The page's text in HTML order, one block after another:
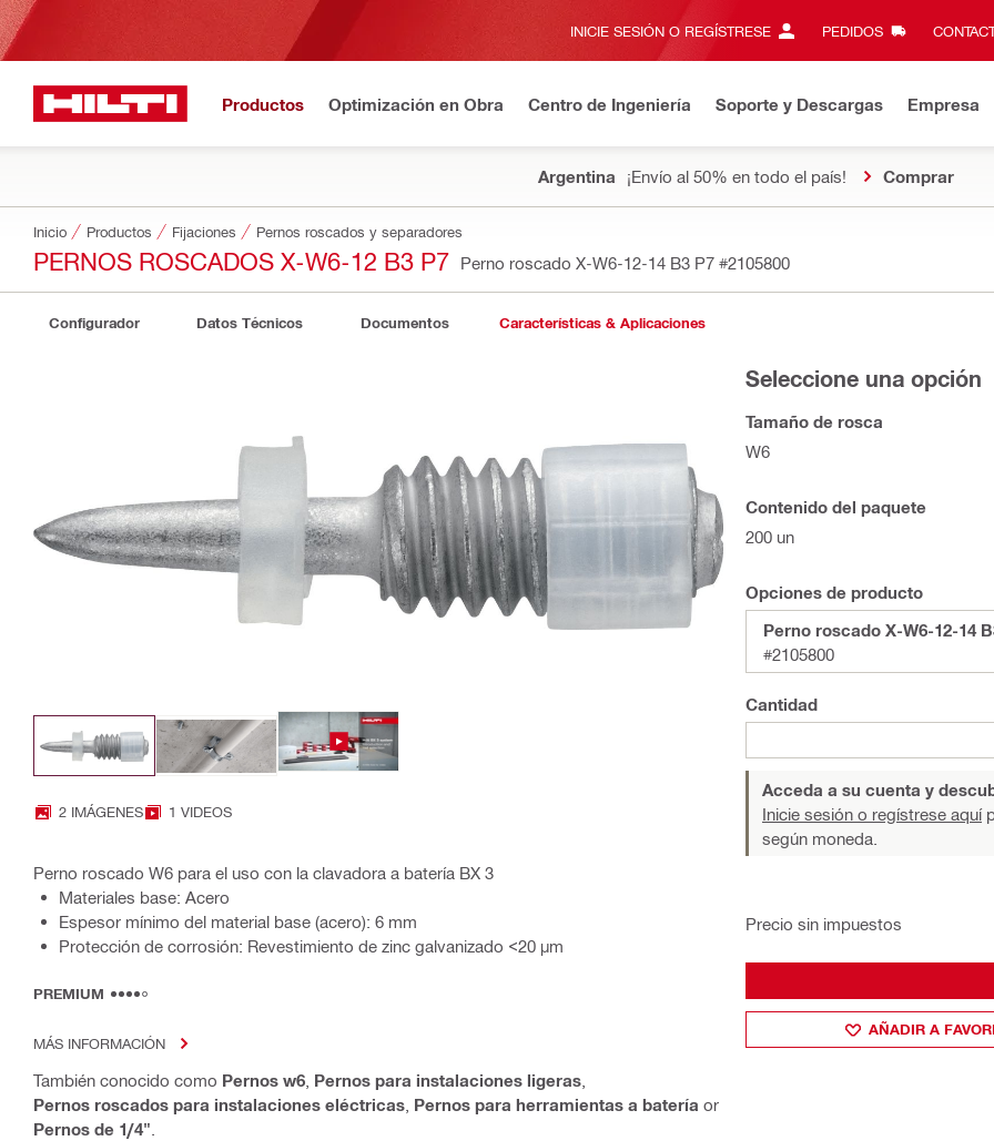
INICIE SESIÓN O REGÍSTRESE PEDIDOS
Productos Optimización en Obra Centro de Ingeniería Soporte y Descargas Empresa
Argentina ¡Envío al 50% en todo el país! Comprar
Inicio Productos Fijaciones Pernos roscados y separadores
PERNOS ROSCADOS X-W6-12 B3 P7 Perno roscado X-W6-12-14 B3 P7 #2105800
Configurador Datos Técnicos Documentos Características & Aplicaciones
2 IMÁGENES 1 VIDEOS
Perno roscado W6 para el uso con la clavadora a batería BX 3
Materiales base: Acero
Espesor mínimo del material base (acero): 6 mm
Protección de corrosión: Revestimiento de zinc galvanizado <20 µm
PREMIUM
MÁS INFORMACIÓN
También conocido como Pernos w6 Pernos para instalaciones ligeras
Pernos roscados para instalaciones eléctricas Pernos para herramientas a batería or
Pernos de 1/4"
Seleccione una opción
Tamaño de rosca
W6
Contenido del paquete
200 un
Opciones de producto
Perno roscado X-W6-12-14
#2105800
Cantidad
Acceda a su cuenta y
Inicie sesión o regístrese aquí
según moneda.
Precio sin impuestos
AÑADIR A